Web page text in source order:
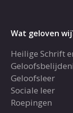
Wat geloven
Heilige Schrift
Geloofsleer
Sociale leer
Roepingen